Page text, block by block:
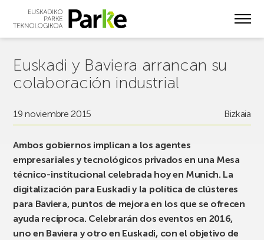
Euskadi y Baviera arrancan su
colaboración industrial
19 noviembre 2015 Bizkaia
Ambos gobiernos implican a los agentes
empresariales y tecnológicos privados en una Mesa
técnico-institucional celebrada hoy en Munich. La
digitalización para Euskadi y la política de clústeres
para Baviera, puntos de mejora en los que se ofrecen
ayuda recíproca. Celebrarán dos eventos en 2016,
uno en Baviera y otro en Euskadi, con el objetivo de